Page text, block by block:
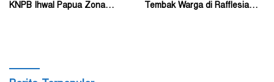
KNPB Ihwal Papua Zona
Tembak Warga di Rafflesia